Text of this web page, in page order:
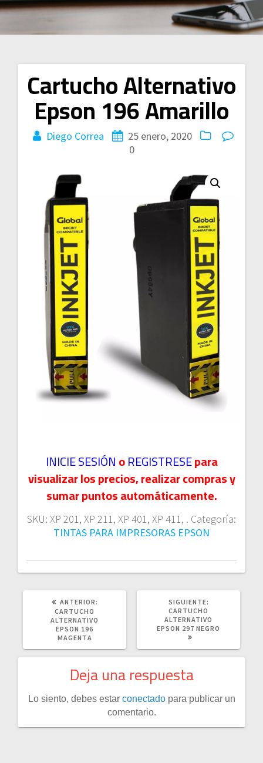
Cartucho Alternativo
Epson 196 Amarillo
Diego Correa
25 enero, 2020
0
INICIE SESIÓNoREGISTRESEpara
visualizar los precios, realizar compras y
sumar puntos automáticamente.
SKU: XP 201, XP 211, XP 401, XP 411, . Categoría:
TINTAS PARA IMPRESORAS EPSON
Navegación
de
entradas
ANTERIOR:
CARTUCHO
ALTERNATIVO
EPSON 196
MAGENTA
SIGUIENTE:
CARTUCHO
ALTERNATIVO
EPSON 297 NEGRO
Deja una respuesta
Lo siento, debes estar conectadopara publicar un
comentario.